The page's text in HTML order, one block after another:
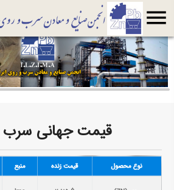
menu
قیمت جهانی